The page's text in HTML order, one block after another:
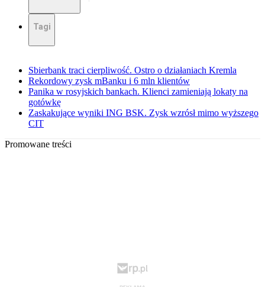
Tagi
Sbierbank traci cierpliwość. Ostro o działaniach Kremla
Rekordowy zysk mBanku i 6 mln klientów
Panika w rosyjskich bankach. Klienci zamieniają lokaty na
gotówkę
Zaskakujące wyniki ING BSK. Zysk wzrósł mimo wyższego
CIT
Promowane treści